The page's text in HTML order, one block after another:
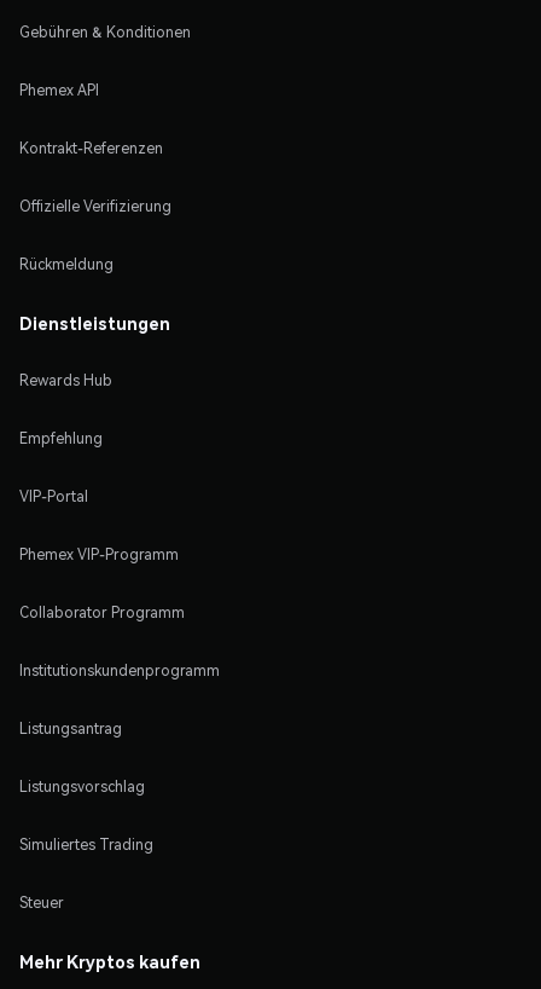
Gebühren & Konditionen
Phemex API
Kontrakt-Referenzen
Offizielle Verifizierung
Rückmeldung
Dienstleistungen
Rewards Hub
Empfehlung
VIP-Portal
Phemex VIP-Programm
Collaborator Programm
Institutionskundenprogramm
Listungsantrag
Listungsvorschlag
Simuliertes Trading
Steuer
Mehr Kryptos kaufen